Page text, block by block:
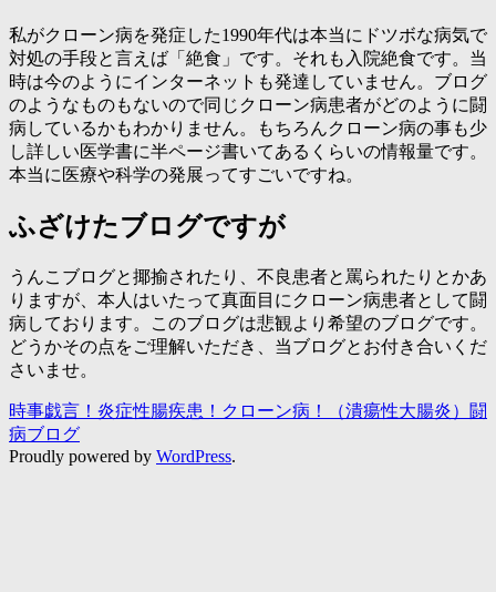
私がクローン病を発症した1990年代は本当にドツボな病気で
対処の手段と言えば「絶食」です。それも入院絶食です。当
時は今のようにインターネットも発達していません。ブログ
のようなものもないので同じクローン病患者がどのように闘
病しているかもわかりません。もちろんクローン病の事も少
し詳しい医学書に半ページ書いてあるくらいの情報量です。
本当に医療や科学の発展ってすごいですね。
ふざけたブログですが
うんこブログと揶揄されたり、不良患者と罵られたりとかあ
りますが、本人はいたって真面目にクローン病患者として闘
病しております。このブログは悲観より希望のブログです。
どうかその点をご理解いただき、当ブログとお付き合いくだ
さいませ。
時事戯言！炎症性腸疾患！クローン病！（潰瘍性大腸炎）闘
病ブログ
Proudly powered by WordPress.